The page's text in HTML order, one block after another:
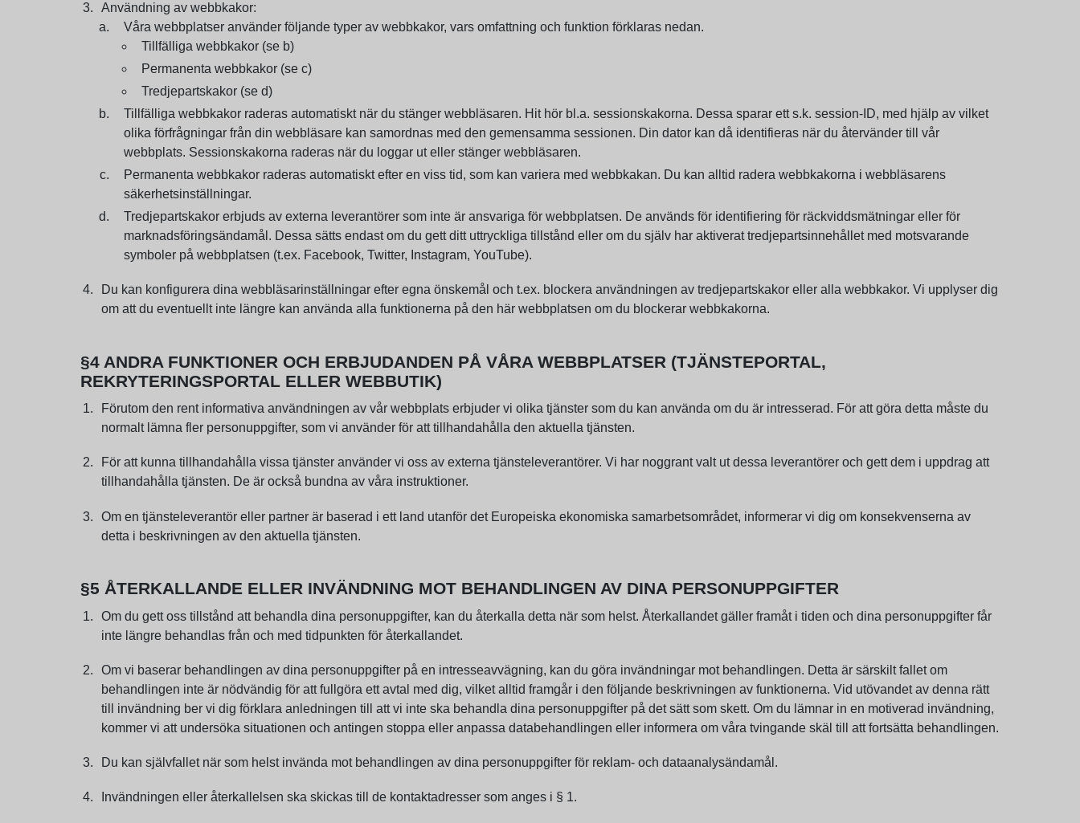
Användning av webbkakor:
Våra webbplatser använder följande typer av webbkakor, vars omfattning och funktion förklaras nedan.
Tillfälliga webbkakor (se b)
Permanenta webbkakor (se c)
Tredjepartskakor (se d)
Tillfälliga webbkakor raderas automatiskt när du stänger webbläsaren. Hit hör bl.a. sessionskakorna. Dessa sparar ett s.k. session-ID, med hjälp av vilket
olika förfrågningar från din webbläsare kan samordnas med den gemensamma sessionen. Din dator kan då identifieras när du återvänder till vår
webbplats. Sessionskakorna raderas när du loggar ut eller stänger webbläsaren.
Permanenta webbkakor raderas automatiskt efter en viss tid, som kan variera med webbkakan. Du kan alltid radera webbkakorna i webbläsarens
säkerhetsinställningar.
Tredjepartskakor erbjuds av externa leverantörer som inte är ansvariga för webbplatsen. De används för identifiering för räckviddsmätningar eller för
marknadsföringsändamål. Dessa sätts endast om du gett ditt uttryckliga tillstånd eller om du själv har aktiverat tredjepartsinnehållet med motsvarande
symboler på webbplatsen (t.ex. Facebook, Twitter, Instagram, YouTube).
Du kan konfigurera dina webbläsarinställningar efter egna önskemål och t.ex. blockera användningen av tredjepartskakor eller alla webbkakor. Vi upplyser dig
om att du eventuellt inte längre kan använda alla funktionerna på den här webbplatsen om du blockerar webbkakorna.
§4 ANDRA FUNKTIONER OCH ERBJUDANDEN PÅ VÅRA WEBBPLATSER (TJÄNSTEPORTAL,
REKRYTERINGSPORTAL ELLER WEBBUTIK)
Förutom den rent informativa användningen av vår webbplats erbjuder vi olika tjänster som du kan använda om du är intresserad. För att göra detta måste du
normalt lämna fler personuppgifter, som vi använder för att tillhandahålla den aktuella tjänsten.
För att kunna tillhandahålla vissa tjänster använder vi oss av externa tjänsteleverantörer. Vi har noggrant valt ut dessa leverantörer och gett dem i uppdrag att
tillhandahålla tjänsten. De är också bundna av våra instruktioner.
Om en tjänsteleverantör eller partner är baserad i ett land utanför det Europeiska ekonomiska samarbetsområdet, informerar vi dig om konsekvenserna av
detta i beskrivningen av den aktuella tjänsten.
§5 ÅTERKALLANDE ELLER INVÄNDNING MOT BEHANDLINGEN AV DINA PERSONUPPGIFTER
Om du gett oss tillstånd att behandla dina personuppgifter, kan du återkalla detta när som helst. Återkallandet gäller framåt i tiden och dina personuppgifter får
inte längre behandlas från och med tidpunkten för återkallandet.
Om vi baserar behandlingen av dina personuppgifter på en intresseavvägning, kan du göra invändningar mot behandlingen. Detta är särskilt fallet om
behandlingen inte är nödvändig för att fullgöra ett avtal med dig, vilket alltid framgår i den följande beskrivningen av funktionerna. Vid utövandet av denna rätt
till invändning ber vi dig förklara anledningen till att vi inte ska behandla dina personuppgifter på det sätt som skett. Om du lämnar in en motiverad invändning,
kommer vi att undersöka situationen och antingen stoppa eller anpassa databehandlingen eller informera om våra tvingande skäl till att fortsätta behandlingen.
Du kan självfallet när som helst invända mot behandlingen av dina personuppgifter för reklam- och dataanalysändamål.
Invändningen eller återkallelsen ska skickas till de kontaktadresser som anges i § 1.